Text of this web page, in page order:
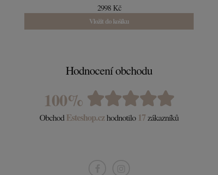
2998 Kč
Vložit do košíku
Hodnocení obchodu
100%
ObchodEsteshop.czhodnotilo 17 zákazníků